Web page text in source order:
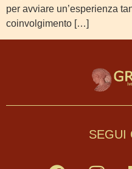
per avviare un’esperienza
coinvolgimento […]
SEGUI